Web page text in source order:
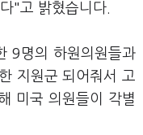
"고 밝혔습니다.
9명의 하원의원들과
지원군 되어줘서 고
미국 의원들이 각별